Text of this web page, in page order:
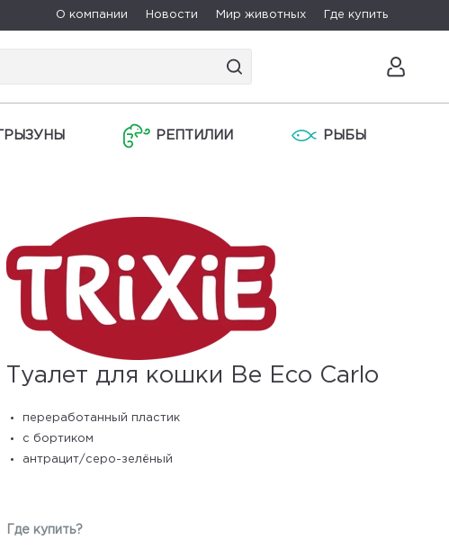
О компании Новости Мир животных Где купить
ГРЫЗУНЫ РЕПТИЛИИ РЫБЫ
Туалет для кошки Be Eco Carlo
переработанный пластик
с бортиком
антрацит/серо-зелёный
Где купить?